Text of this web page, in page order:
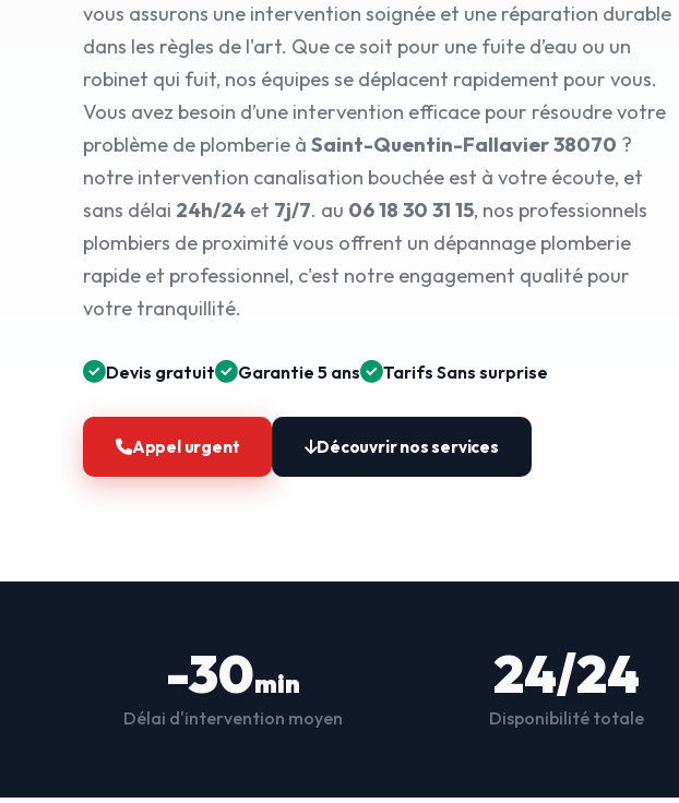
vous assurons une intervention soignée et une réparation durable
dans les règles de l'art. Que ce soit pour une fuite d’eau ou un
robinet qui fuit, nos équipes se déplacent rapidement pour vous.
Vous avez besoin d’une intervention efficace pour résoudre votre
problème de plomberie à Saint-Quentin-Fallavier 38070 ?
notre intervention canalisation bouchée est à votre écoute, et
sans délai 24h/24 et 7j/7. au 06 18 30 31 15, nos professionnels
plombiers de proximité vous offrent un dépannage plomberie
rapide et professionnel, c'est notre engagement qualité pour
votre tranquillité.
Devis gratuit Garantie 5 ans Tarifs Sans surprise
Appel urgent Découvrir nos services
-30min
Délai d'intervention moyen
24/24
Disponibilité totale